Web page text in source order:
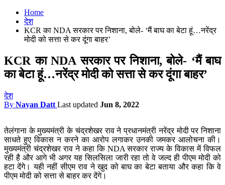
Home
देश
KCR का NDA सरकार पर निशाना, बोले- ‘मैं बाघ का बेटा हूं…नरेंद्र
मोदी को सत्ता से कर दूंगा बाहर’
KCR का NDA सरकार पर निशाना, बोले- ‘मैं बाघ
का बेटा हूं…नरेंद्र मोदी को सत्ता से कर दूंगा बाहर’
देश
By Nayan Datt Last updated Jun 8, 2022
तेलंगाना के मुख्यमंत्री के चंद्रशेखर राव ने प्रधानमंत्री नरेंद्र मोदी पर निशाना
साधते हुए विकास न करने का आरोप लगाकर उनकी जमकर आलोचना की।
मुख्यमंत्री चंद्रशेखर राव ने कहा कि NDA सरकार राज्य के विकास में विफल
रही है और आगे भी अगर यह सिलसिला जारी रहा तो वे जल्द ही पीएम मोदी को
हटा देंगे। यही नहीं सीएम राव ने खुद को बाघ का बेटा बताया और कहा कि वे
पीएम मोदी को सत्ता से बाहर कर देंगे।